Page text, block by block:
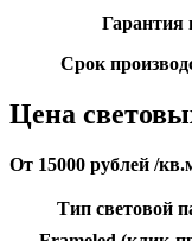
Гарантия
Срок
Цена
От 15000 рублей /
Тип световой